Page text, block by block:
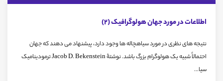
اطلاعات در مورد جهان هولوگرافیک (2)
نتیجه های نظری در مورد سیاهچاله ها وجود دارد، پیشنهاد می دهند که جهان
احتمالاً شبیه یک هولوگرام بزرگ باشد. نوشتۀ Jacob D. Bekenstein ترمودینامیک
سیا...